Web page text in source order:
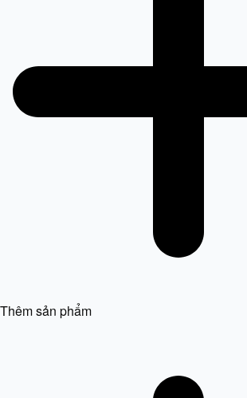
Thêm sản phẩm